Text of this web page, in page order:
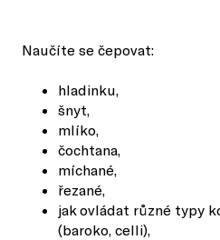
Naučíte se čepovat:
hladinku,
šnyt,
mlíko,
čochtana,
míchané,
řezané,
jak ovládat různé typy
(baroko, celli),